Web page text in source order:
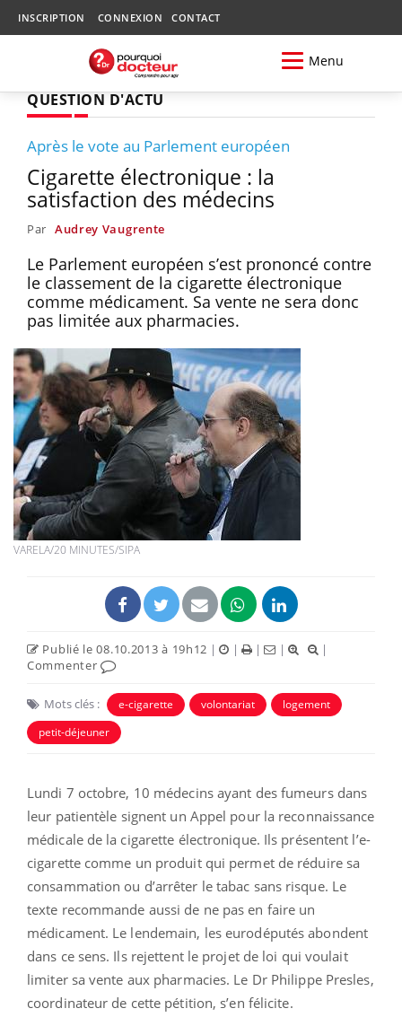
INSCRIPTION CONNEXION CONTACT
Menu
QUESTION D'ACTU
Après le vote au Parlement européen
Cigarette électronique : la
satisfaction des médecins
Par Audrey Vaugrente
Le Parlement européen s’est prononcé contre
le classement de la cigarette électronique
comme médicament. Sa vente ne sera donc
pas limitée aux pharmacies.
VARELA/20 MINUTES/SIPA
Publié le 08.10.2013 à 19h12 | | | |
|
Commenter
Mots clés : e-cigarette volontariat
logement
petit-déjeuner
Lundi 7 octobre, 10 médecins ayant des fumeurs dans
leur patientèle signent un Appel pour la reconnaissance
médicale de la cigarette électronique. Ils présentent l’e-
cigarette comme un produit qui permet de réduire sa
consammation ou d’arrêter le tabac sans risque. Le
texte recommande aussi de ne pas en faire un
médicament. Le lendemain, les eurodéputés abondent
dans ce sens. Ils rejettent le projet de loi qui voulait
limiter sa vente aux pharmacies. Le Dr Philippe Presles,
coordinateur de cette pétition, s’en félicite.